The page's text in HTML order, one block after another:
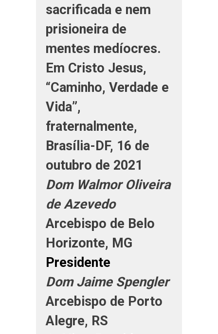
sacrificada e nem
prisioneira de
mentes medíocres.
Em Cristo Jesus,
“Caminho, Verdade e
Vida”,
fraternalmente,
Brasília-DF, 16 de
outubro de 2021
Dom Walmor Oliveira
de Azevedo
Arcebispo de Belo
Horizonte, MG
Presidente
Dom Jaime Spengler
Arcebispo de Porto
Alegre, RS